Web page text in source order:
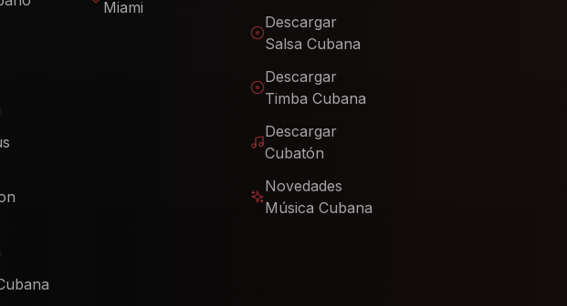
Miami
Descargar
Salsa Cubana
Descargar
Timba Cubana
Descargar
Cubatón
Novedades
Música Cubana